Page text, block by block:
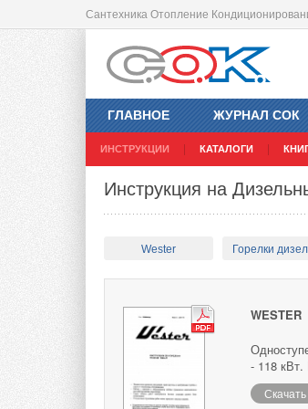
Сантехника Отопление
ГЛАВНОЕ ЖУРНАЛ СОК
ИНСТРУКЦИИ КАТАЛОГИ
Инструкция на
Wester Горелки
WESTER
- 118 кВт.
Скачать